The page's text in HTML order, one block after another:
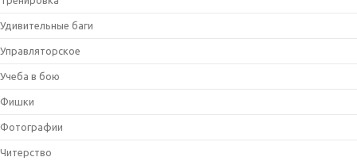
Удивительные баги
Управляторское
Учеба в бою
Фишки
Фотографии
Читерство